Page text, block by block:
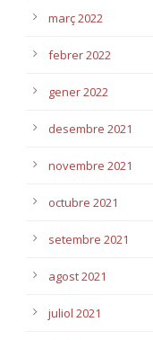
març 2022
febrer 2022
gener 2022
desembre 2021
novembre 2021
octubre 2021
setembre 2021
agost 2021
juliol 2021